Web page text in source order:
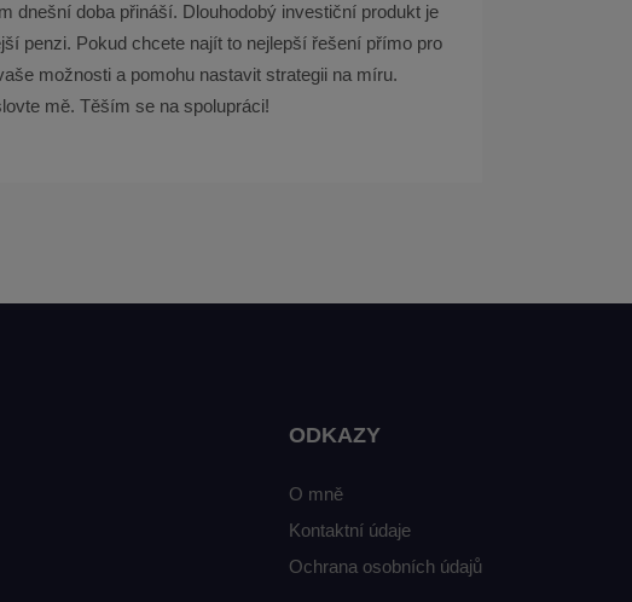
dnešní doba přináší. Dlouhodobý investiční produkt je
penzi. Pokud chcete najít to nejlepší řešení přímo pro
možnosti a pomohu nastavit strategii na míru.
mě. Těším se na spolupráci!
ODKAZY
O mně
Kontaktní údaje
Ochrana osobních údajů